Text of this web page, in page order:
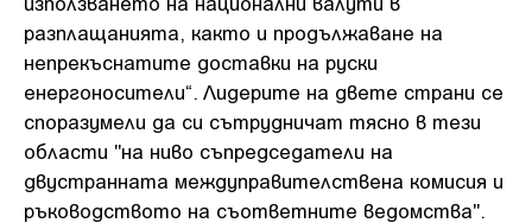
разплащанията, както и продължаване на
непрекъснатите доставки на руски
енергоносители“. Лидерите на двете страни се
споразумели да си сътрудничат тясно в тези
области "на ниво съпредседатели на
двустранната междуправителствена комисия и
ръководството на съответните ведомства".